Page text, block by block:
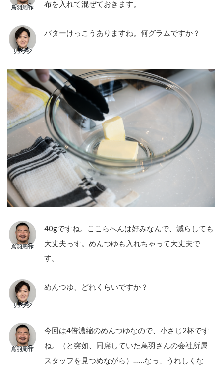
布を入れて混ぜておきます。
バターけっこうありますね。何グラムですか？
40gですね。ここらへんは好みなんで、減らしても
大丈夫っす。めんつゆも入れちゃって大丈夫で
す。
めんつゆ、どれくらいですか？
今回は4倍濃縮のめんつゆなので、小さじ2杯です
ね。（と突如、同席していた鳥羽さんの会社所属
スタッフを見つめながら）……なっ、うれしくな